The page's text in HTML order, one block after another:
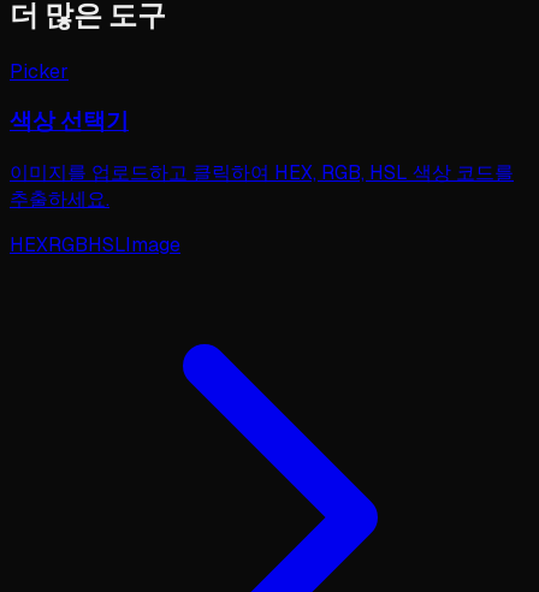
더 많은 도구
Picker
색상 선택기
이미지를 업로드하고 클릭하여 HEX, RGB, HSL 색상 코드를
추출하세요.
HEXRGBHSLImage